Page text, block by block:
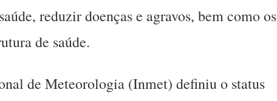
reduzir doenças e agravos, bem como os
de saúde.
de Meteorologia (Inmet) definiu o status